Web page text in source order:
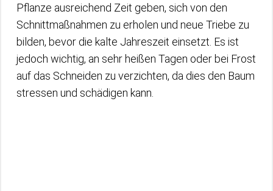
Pflanze ausreichend Zeit geben, sich von den
Schnittmaßnahmen zu erholen und neue Triebe zu
bilden, bevor die kalte Jahreszeit einsetzt. Es ist
jedoch wichtig, an sehr heißen Tagen oder bei Frost
auf das Schneiden zu verzichten, da dies den Baum
stressen und schädigen kann.